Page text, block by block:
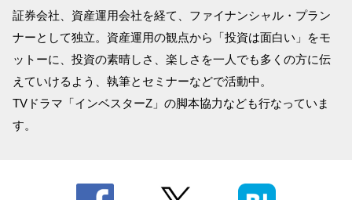
証券会社、資産運用会社を経て、ファイナンシャル・プラン
ナーとして独立。資産運用の観点から「投資は面白い」をモ
ットーに、投資の素晴しさ、楽しさを一人でも多くの方に伝
えていけるよう、執筆とセミナーなどで活動中。
TVドラマ「インベスターZ」の脚本協力なども行なっていま
す。